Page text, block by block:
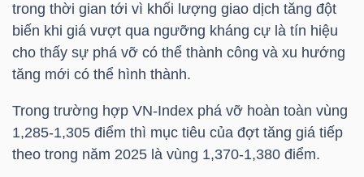
trong thời gian tới vì khối lượng giao dịch tăng đột
biến khi giá vượt qua ngưỡng kháng cự là tín hiệu
cho thấy sự phá vỡ có thể thành công và xu hướng
tăng mới có thể hình thành.
Trong trường hợp VN-Index phá vỡ hoàn toàn vùng
1,285-1,305 điểm thì mục tiêu của đợt tăng giá tiếp
theo trong năm 2025 là vùng 1,370-1,380 điểm.
NGÀNH
DOANH
NGHIỆP